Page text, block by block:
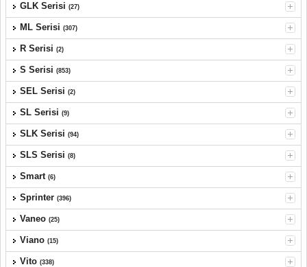
GLK Serisi (27)
ML Serisi (307)
R Serisi (2)
S Serisi (853)
SEL Serisi (2)
SL Serisi (9)
SLK Serisi (94)
SLS Serisi (8)
Smart (6)
Sprinter (396)
Vaneo (25)
Viano (15)
Vito (338)